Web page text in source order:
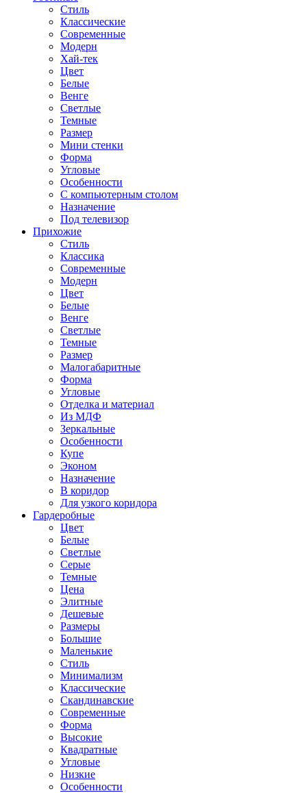
Стиль
Классические
Современные
Модерн
Хай-тек
Цвет
Белые
Венге
Светлые
Темные
Размер
Мини стенки
Форма
Угловые
Особенности
С компьютерным столом
Назначение
Под телевизор
Прихожие
Стиль
Классика
Современные
Модерн
Цвет
Белые
Венге
Светлые
Темные
Размер
Малогабаритные
Форма
Угловые
Отделка и материал
Из МДФ
Зеркальные
Особенности
Купе
Эконом
Назначение
В коридор
Для узкого коридора
Гардеробные
Цвет
Белые
Светлые
Серые
Темные
Цена
Элитные
Дешевые
Размеры
Большие
Маленькие
Стиль
Минимализм
Классические
Скандинавские
Современные
Форма
Высокие
Квадратные
Угловые
Низкие
Особенности